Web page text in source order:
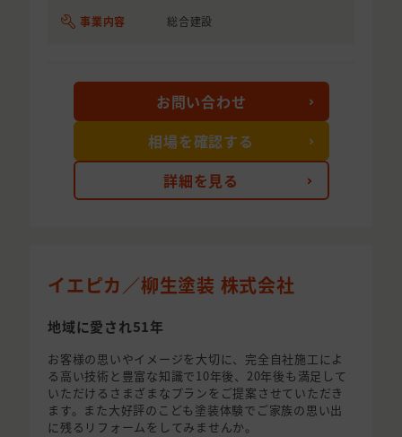
事業内容 総合建設
詳細を見る
お問い合わせ
相場を確認する
イエピカ／柳生塗装 株式会社
地域に愛され51年
お客様の思いやイメージを大切に、完全自社施工によ
る高い技術と豊富な知識で10年後、20年後も満足して
いただけるさまざまなプランをご提案させていただき
ます。また大好評のこども塗装体験でご家族の思い出
に残るリフォームをしてみませんか。